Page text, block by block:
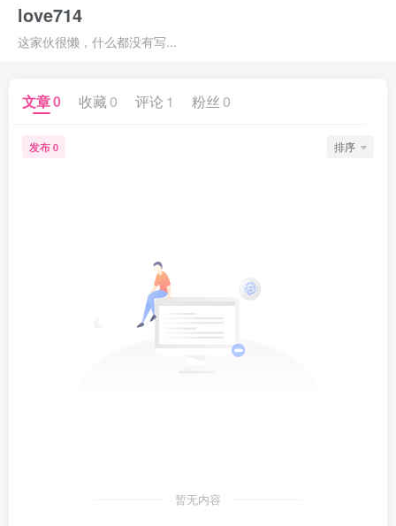
love714
这家伙很懒，什么都没有写...
文章0 收藏 0 评论 1 粉丝 0
发布 0 排序
暂无内容